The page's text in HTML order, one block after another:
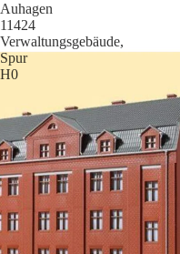
Auhagen
11424
Verwaltungsgebäude,
Spur
H0